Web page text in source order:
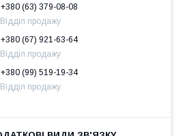
+380 (63) 379-08-08
Відділ продажу
+380 (67) 921-63-64
Відділ продажу
+380 (99) 519-19-34
Відділ продажу